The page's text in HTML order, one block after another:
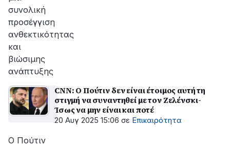
συνολική
προσέγγιση
ανθεκτικότητας
και
βιώσιμης
ανάπτυξης
CNN: Ο Πούτιν δεν είναι έτοιμος αυτή τη
στιγμή να συναντηθεί με τον Ζελένσκι-
Ίσως να μην είναι και ποτέ
20 Αυγ 2025 15:06 σε Επικαιρότητα
Ο Πούτιν